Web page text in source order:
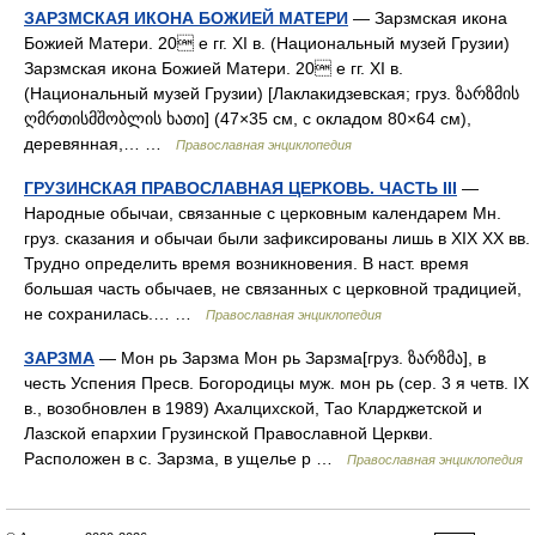
ЗАРЗМСКАЯ ИКОНА БОЖИЕЙ МАТЕРИ — Зарзмская икона
Божией Матери. 20 е гг. XI в. (Национальный музей Грузии)
Зарзмская икона Божией Матери. 20 е гг. XI в.
(Национальный музей Грузии) [Лаклакидзевская; груз. ზარზმის
ღმრთისმშობლის ხათი] (47×35 см, с окладом 80×64 см),
деревянная,… …
Православная энциклопедия
ГРУЗИНСКАЯ ПРАВОСЛАВНАЯ ЦЕРКОВЬ. ЧАСТЬ III —
Народные обычаи, связанные с церковным календарем Мн.
груз. сказания и обычаи были зафиксированы лишь в XIX XX вв.
Трудно определить время возникновения. В наст. время
большая часть обычаев, не связанных с церковной традицией,
не сохранилась.… …
Православная энциклопедия
ЗАРЗМА — Мон рь Зарзма Мон рь Зарзма[груз. ზარზმა], в
честь Успения Пресв. Богородицы муж. мон рь (сер. 3 я четв. IX
в., возобновлен в 1989) Ахалцихской, Тао Кларджетской и
Лазской епархии Грузинской Православной Церкви.
Расположен в с. Зарзма, в ущелье р …
Православная энциклопедия